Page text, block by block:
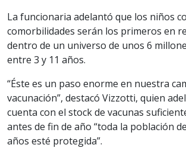
La funcionaria adelantó que los niños
comorbilidades serán los primeros en
dentro de un universo de unos 6
entre 3 y 11 años.
“Éste es un paso enorme en nuestra
vacunación”, destacó Vizzotti, quien
cuenta con el stock de vacunas
antes de fin de año “toda la población
años esté protegida”.